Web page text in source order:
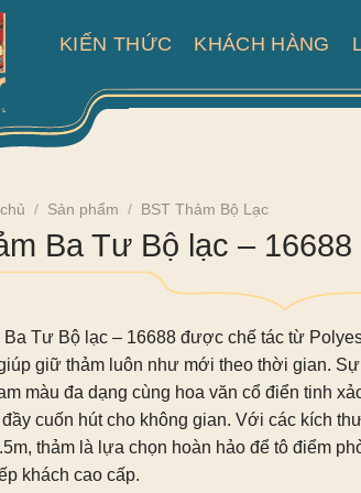
KIẾN THỨC KHÁCH HÀNG
/ Sản phẩm / BST Thảm Bộ Lạc
Ba Tư Bộ lạc – 16688
Ba Tư Bộ lạc – 16688 được chế tác từ
giữ thảm luôn như mới theo thời gian.
màu đa dạng cùng hoa văn cổ điển tinh
cuốn hút cho không gian. Với các kích
thảm là lựa chọn hoàn hảo để tô điểm
khách cao cấp.